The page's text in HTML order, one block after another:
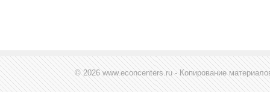
© 2026 www.econcenters.ru - Копирование